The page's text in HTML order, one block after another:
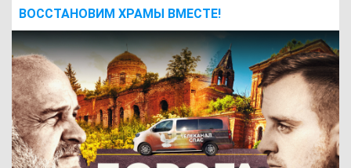
ВОCСТАНОВИМ ХРАМЫ ВМЕСТЕ!